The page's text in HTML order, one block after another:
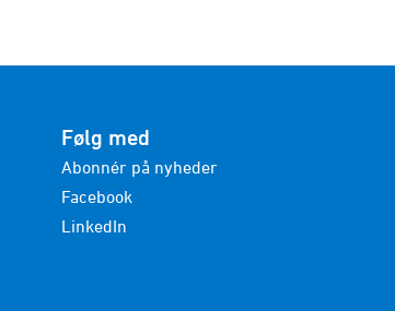
Følg med
Abonnér på nyheder
Facebook
LinkedIn